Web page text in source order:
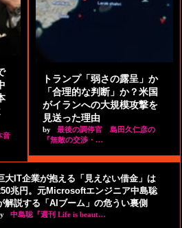
音
トランプ「弱さの露呈」か
「合理的な判断」か？米国
がイランへの大規模攻撃を
見送った理由
by
最後の調停官 島田久仁彦の
『無敵の交渉・…
大IT企業が抱える「見えない借金」は
兆円。元Microsoftエンジニア中島聡
解説する「AIブーム」の危うい裏側
中島聡『週刊 Life is beaut…